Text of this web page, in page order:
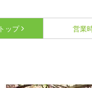
トップ 営業